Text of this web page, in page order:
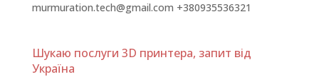
murmuration.tech@gmail.com +380935536321
Шукаю послуги 3D принтера, запит від
Україна